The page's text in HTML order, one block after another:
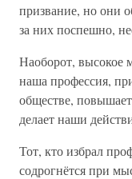
призвание, но они
за них поспешно,
Наоборот, высокое
наша профессия,
обществе,
делает наши
Тот, кто избрал
содрогнётся при